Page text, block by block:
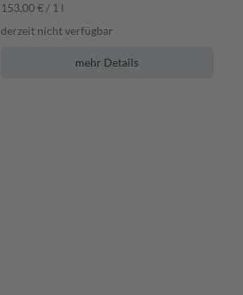
153,00 € / 1 l
derzeit nicht verfügbar
mehr Details